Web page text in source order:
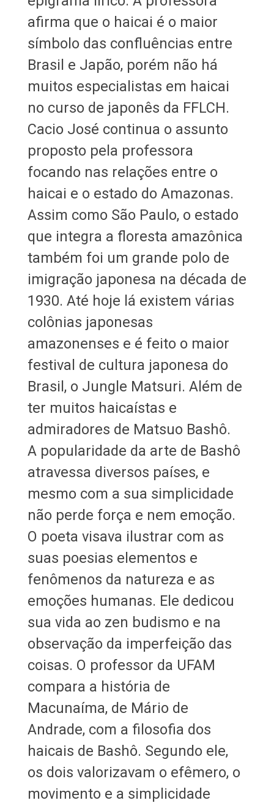
afirma que o haicai é o maior
símbolo das confluências entre
Brasil e Japão, porém não há
muitos especialistas em haicai
no curso de japonês da FFLCH.
Cacio José continua o assunto
proposto pela professora
focando nas relações entre o
haicai e o estado do Amazonas.
Assim como São Paulo, o estado
que integra a floresta amazônica
também foi um grande polo de
imigração japonesa na década de
1930. Até hoje lá existem várias
colônias japonesas
amazonenses e é feito o maior
festival de cultura japonesa do
Brasil, o Jungle Matsuri. Além de
ter muitos haicaístas e
admiradores de Matsuo Bashô.
A popularidade da arte de Bashô
atravessa diversos países, e
mesmo com a sua simplicidade
não perde força e nem emoção.
O poeta visava ilustrar com as
suas poesias elementos e
fenômenos da natureza e as
emoções humanas. Ele dedicou
sua vida ao zen budismo e na
observação da imperfeição das
coisas. O professor da UFAM
compara a história de
Macunaíma, de Mário de
Andrade, com a filosofia dos
haicais de Bashô. Segundo ele,
os dois valorizavam o efêmero, o
movimento e a simplicidade